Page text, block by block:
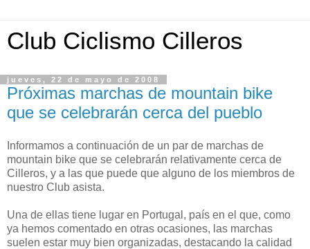
Club Ciclismo Cilleros
jueves, 22 de mayo de 2008
Próximas marchas de mountain bike
que se celebrarán cerca del pueblo
Informamos a continuación de un par de marchas de
mountain bike que se celebrarán relativamente cerca de
Cilleros, y a las que puede que alguno de los miembros de
nuestro Club asista.
Una de ellas tiene lugar en Portugal, país en el que, como
ya hemos comentado en otras ocasiones, las marchas
suelen estar muy bien organizadas, destacando la calidad